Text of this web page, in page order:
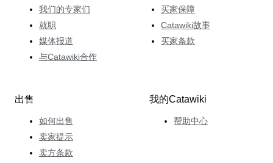
我们的专家们
就职
媒体报道
与Catawiki合作
买家保障
Catawiki故事
买家条款
出售
如何出售
卖家提示
卖方条款
我的Catawiki
帮助中心